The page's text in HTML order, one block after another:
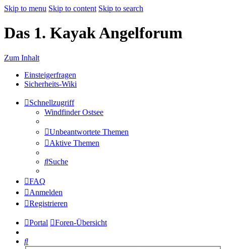
Skip to menu Skip to content Skip to search
Das 1. Kayak Angelforum
Zum Inhalt
Einsteigerfragen
Sicherheits-Wiki
Schnellzugriff
Windfinder Ostsee
Unbeantwortete Themen
Aktive Themen
Suche
FAQ
Anmelden
Registrieren
Portal Foren-Übersicht
Suche